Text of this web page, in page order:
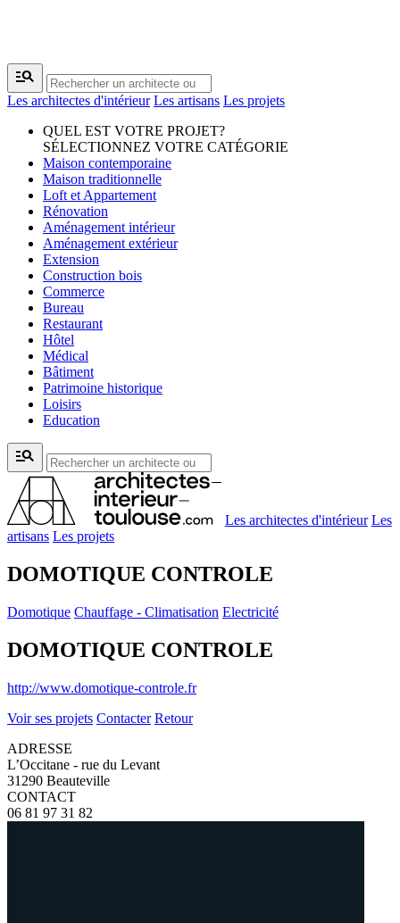
manage_search
Les architectes d'intérieur Les artisans Les projets
QUEL EST VOTRE PROJET?
SÉLECTIONNEZ VOTRE CATÉGORIE
Maison contemporaine
Maison traditionnelle
Loft et Appartement
Rénovation
Aménagement intérieur
Aménagement extérieur
Extension
Construction bois
Commerce
Bureau
Restaurant
Hôtel
Médical
Bâtiment
Patrimoine historique
Loisirs
Education
manage_search
Les architectes d'intérieur Les
artisans Les projets
DOMOTIQUE CONTROLE
Domotique Chauffage - Climatisation Electricité
DOMOTIQUE CONTROLE
http://www.domotique-controle.fr
Voir ses projets Contacter Retour
ADRESSE
L’Occitane - rue du Levant
31290 Beauteville
CONTACT
06 81 97 31 82